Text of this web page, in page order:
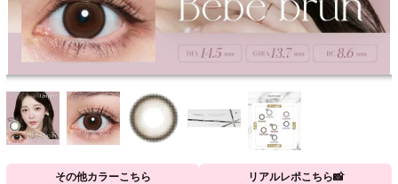
その他カラーこちら リアルレポこちら📸